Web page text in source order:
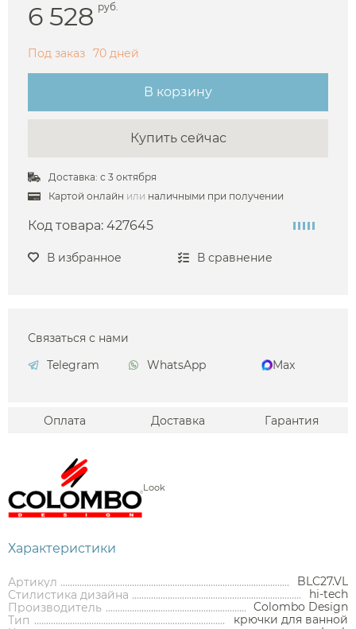
6 528 руб.
Под заказ 70 дней
В корзину
Купить сейчас
Доставка: с 3 октября
Картой онлайн или наличными при получении
Код товара: 427645
В избранное В сравнение
Связаться с нами
Telegram
WhatsApp Max
Оплата Доставка Гарантия
Look
Характеристики
Артикул
BLC27.VL
Стилистика дизайна
hi-tech
Производитель
Colombo Design
Тип
крючки для ванной